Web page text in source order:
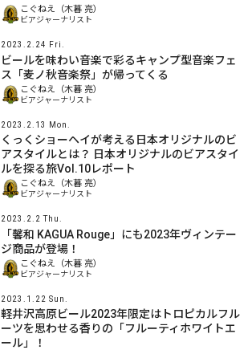
こぐねえ（木暮 亮）
ビアジャーナリスト
2023.2.24 Fri.
ビールを味わい音楽で彩るキャンプ型音楽フェ
ス「麦ノ秋音楽祭」が帰ってくる
こぐねえ（木暮 亮）
ビアジャーナリスト
2023.2.13 Mon.
くっくショーヘイが考える日本オリジナルのビ
アスタイルとは？ 日本オリジナルのビアスタイ
ルを探る旅Vol.10レポート
こぐねえ（木暮 亮）
ビアジャーナリスト
2023.2.2 Thu.
「馨和 KAGUA Rouge」にも2023年ヴィンテー
ジ商品が登場！
こぐねえ（木暮 亮）
ビアジャーナリスト
2023.1.22 Sun.
軽井沢高原ビール2023年限定はトロピカルフル
ーツを思わせる香りの「フルーティホワイトエ
ール」！